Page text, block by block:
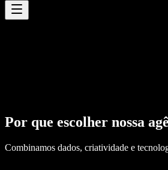
Por que escolher nossa
Combinamos dados, criatividade e